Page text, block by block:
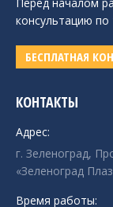
консультацию
БЕСПЛАТНАЯ
КОНТАКТЫ
Адрес:
г. Зеленоград,
«Зеленоград
Время работы: